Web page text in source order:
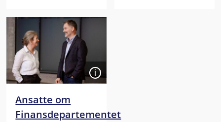
Ansatte om
Finansdepartementet